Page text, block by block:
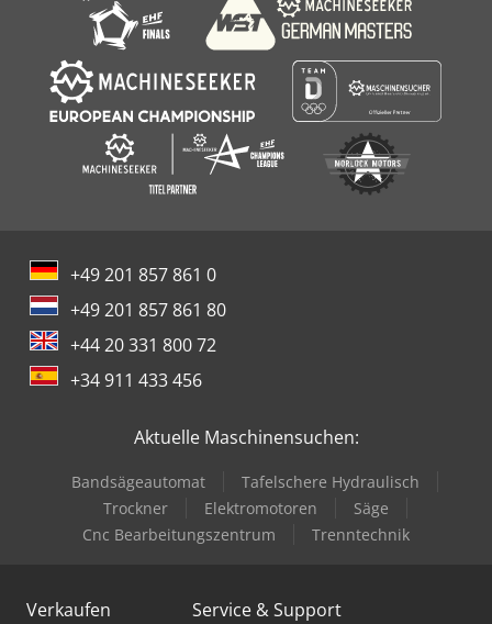
+49 201 857 861 0
+49 201 857 861 80
+44 20 331 800 72
+34 911 433 456
Aktuelle Maschinensuchen:
Bandsägeautomat
Tafelschere Hydraulisch
Trockner
Elektromotoren
Säge
Cnc Bearbeitungszentrum
Trenntechnik
Verkaufen Service & Support